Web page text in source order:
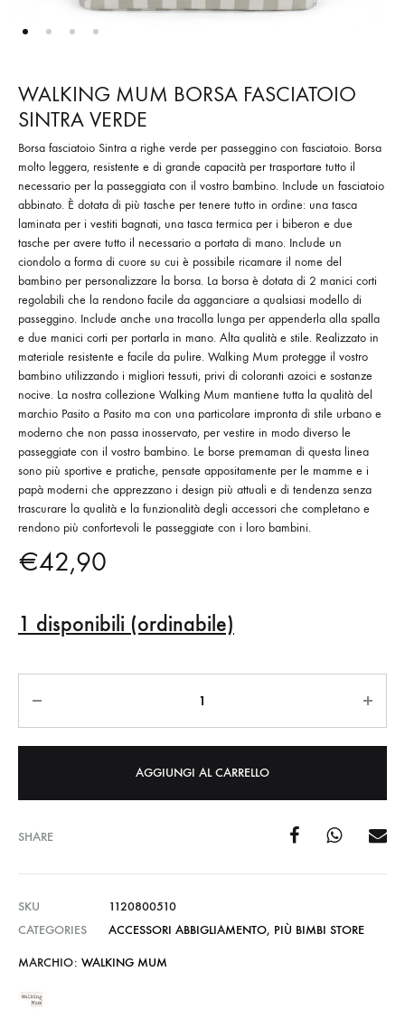
WALKING MUM BORSA FASCIATOIO
SINTRA VERDE
Borsa fasciatoio Sintra a righe verde per passeggino con fasciatoio. Borsa
molto leggera, resistente e di grande capacità per trasportare tutto il
necessario per la passeggiata con il vostro bambino. Include un fasciatoio
abbinato. È dotata di più tasche per tenere tutto in ordine: una tasca
laminata per i vestiti bagnati, una tasca termica per i biberon e due
tasche per avere tutto il necessario a portata di mano. Include un
ciondolo a forma di cuore su cui è possibile ricamare il nome del
bambino per personalizzare la borsa. La borsa è dotata di 2 manici corti
regolabili che la rendono facile da agganciare a qualsiasi modello di
passeggino. Include anche una tracolla lunga per appenderla alla spalla
e due manici corti per portarla in mano. Alta qualità e stile. Realizzato in
materiale resistente e facile da pulire. Walking Mum protegge il vostro
bambino utilizzando i migliori tessuti, privi di coloranti azoici e sostanze
nocive. La nostra collezione Walking Mum mantiene tutta la qualità del
marchio Pasito a Pasito ma con una particolare impronta di stile urbano e
moderno che non passa inosservato, per vestire in modo diverso le
passeggiate con il vostro bambino. Le borse premaman di questa linea
sono più sportive e pratiche, pensate appositamente per le mamme e i
papà moderni che apprezzano i design più attuali e di tendenza senza
trascurare la qualità e la funzionalità degli accessori che completano e
rendono più confortevoli le passeggiate con i loro bambini.
€42,90
1 disponibili (ordinabile)
AGGIUNGI AL CARRELLO
SHARE
SKU
1120800510
CATEGORIES
ACCESSORI ABBIGLIAMENTO, PIÙ BIMBI STORE
MARCHIO: WALKING MUM